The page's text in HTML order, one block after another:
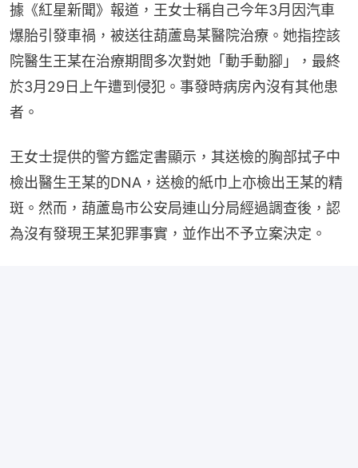
據《紅星新聞》報道，王女士稱自己今年3月因汽車
爆胎引發車禍，被送往葫蘆島某醫院治療。她指控該
院醫生王某在治療期間多次對她「動手動腳」，最終
於3月29日上午遭到侵犯。事發時病房內沒有其他患
者。
王女士提供的警方鑑定書顯示，其送檢的胸部拭子中
檢出醫生王某的DNA，送檢的紙巾上亦檢出王某的精
斑。然而，葫蘆島市公安局連山分局經過調查後，認
為沒有發現王某犯罪事實，並作出不予立案決定。